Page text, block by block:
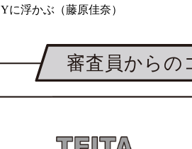
Yに浮かぶ（藤原佳奈）